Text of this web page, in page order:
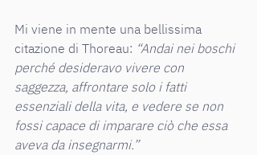
Mi viene in mente una bellissima
citazione di Thoreau: “Andai nei boschi
perché desideravo vivere con
saggezza, affrontare solo i fatti
essenziali della vita, e vedere se non
fossi capace di imparare ciò che essa
aveva da insegnarmi.”